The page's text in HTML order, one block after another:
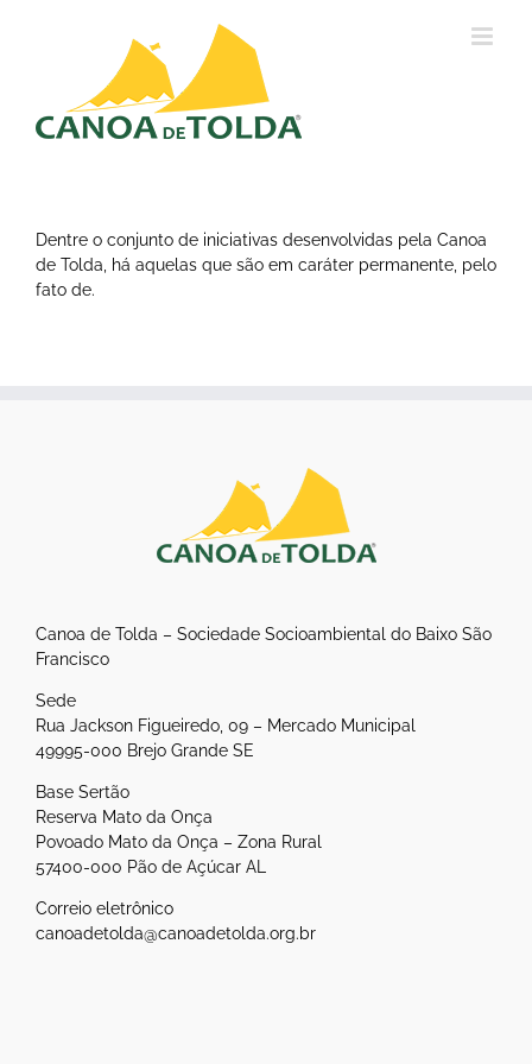
Dentre o conjunto de iniciativas desenvolvidas pela Canoa
de Tolda, há aquelas que são em caráter permanente, pelo
fato de.
Canoa de Tolda – Sociedade Socioambiental do Baixo São
Francisco
Sede
Rua Jackson Figueiredo, 09 – Mercado Municipal
49995-000 Brejo Grande SE
Base Sertão
Reserva Mato da Onça
Povoado Mato da Onça – Zona Rural
57400-000 Pão de Açúcar AL
Correio eletrônico
canoadetolda@canoadetolda.org.br